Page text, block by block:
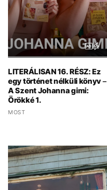
LITERÁLISAN 16. RÉSZ: Ez
egy történet nélküli könyv –
A Szent Johanna gimi:
Örökké 1.
MOST